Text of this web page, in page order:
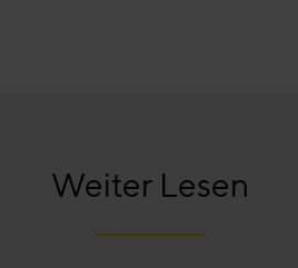
Weiter Lesen